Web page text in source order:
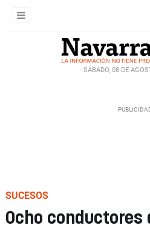
SÁBADO, 08 DE
SUCESOS
Ocho